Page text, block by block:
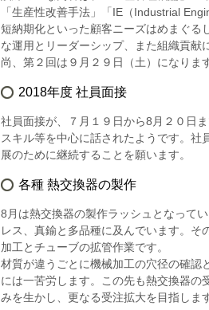
「生産性改善手法」「IE（Industrial
短納期化といった顧客ニーズはめまぐる
な運用とリーダーシップ、また組織貢献
尚、第２回は９月２９日（土）になります
2018年度 社員面接
社員面接が、７月１９日から8月２０日
スキル等を中心に話されたようです。
展のために継続することを願います。
各種 熱交換器の製作
8月は熱交換器の製作ラッシュとなって
レス、真鍮と多品種に及んでいます。
加工とチューブの拡管作業です。
材質が違うごとに機械加工の穴径の確認
には一苦労します。この先も熱交換器の
みを生かし、更なる受注拡大を目指します